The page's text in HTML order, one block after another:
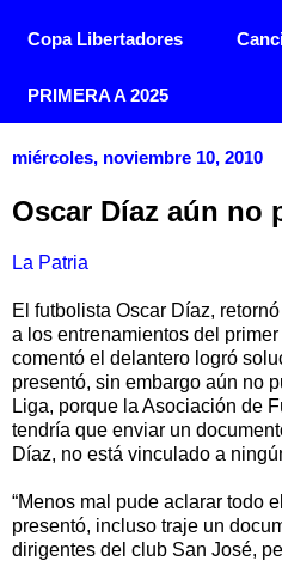
Copa Libertadores
PRIMERA A 2025
miércoles, noviembre 10, 2010
Oscar Díaz aún no
La Patria
El futbolista Oscar Díaz,
a los entrenamientos del
comentó el delantero logró
presentó, sin embargo aún no
Liga, porque la Asociación de
tendría que enviar un
Díaz, no está vinculado a
“Menos mal pude aclarar todo
presentó, incluso traje un
dirigentes del club San José,